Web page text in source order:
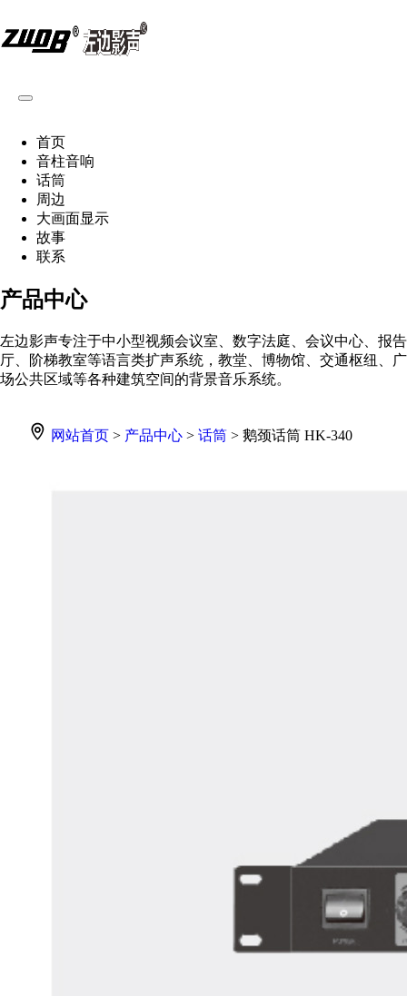
首页
音柱音响
话筒
周边
大画面显示
故事
联系
产品中心
左边影声专注于中小型视频会议室、数字法庭、会议中心、报告
厅、阶梯教室等语言类扩声系统，教堂、博物馆、交通枢纽、广
场公共区域等各种建筑空间的背景音乐系统。
网站首页> 产品中心>话筒 > 鹅颈话筒 HK-340